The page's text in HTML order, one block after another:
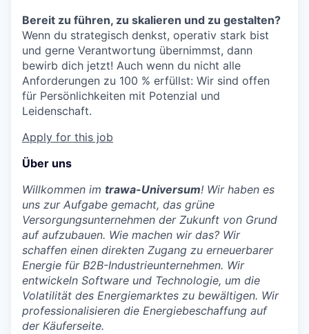
Bereit zu führen, zu skalieren und zu gestalten?
Wenn du strategisch denkst, operativ stark bist
und gerne Verantwortung übernimmst, dann
bewirb dich jetzt! Auch wenn du nicht alle
Anforderungen zu 100 % erfüllst: Wir sind offen
für Persönlichkeiten mit Potenzial und
Leidenschaft.
Apply for this job
Über uns
Willkommen im trawa-Universum! Wir haben es
uns zur Aufgabe gemacht, das grüne
Versorgungsunternehmen der Zukunft von Grund
auf aufzubauen. Wie machen wir das? Wir
schaffen einen direkten Zugang zu erneuerbarer
Energie für B2B-Industrieunternehmen. Wir
entwickeln Software und Technologie, um die
Volatilität des Energiemarktes zu bewältigen. Wir
professionalisieren die Energiebeschaffung auf
der Käuferseite.